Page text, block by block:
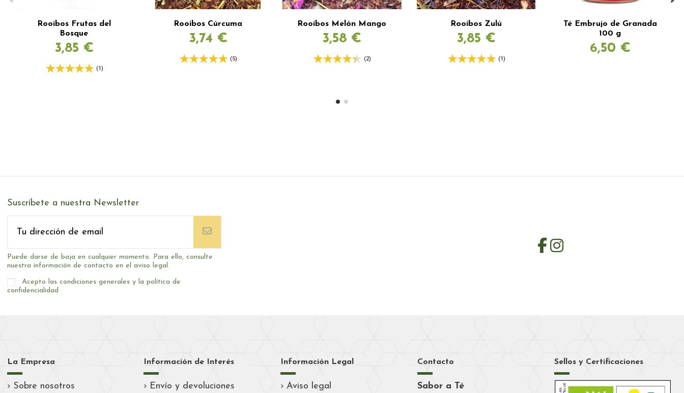
Rooibos Frutas del
Bosque
3,85 €
(1)
Rooibos Cúrcuma
3,74 €
(5)
Rooibos Melón Mango
3,58 €
(2)
Rooibos Zulú
3,85 €
(1)
Té Embrujo de Granada
100 g
6,50 €
Suscríbete a nuestra Newsletter
Puede darse de baja en cualquier momento. Para ello, consulte
nuestra información de contacto en el aviso legal.
Acepto las condiciones generales y la política de
confidencialidad
La Empresa
Sobre nosotros
Información de Interés
Envío y devoluciones
Información Legal
Aviso legal
Contacto
Sabor a Té
Sellos y Certificaciones